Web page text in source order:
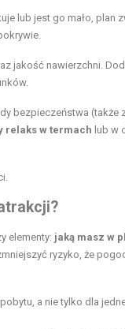
lub jest go mało, plan
jakość nawierzchni.
bezpieczeństwa (także
relaks w termach lub w
elementy: jaką masz w
ryzyko, że
a nie tylko dla